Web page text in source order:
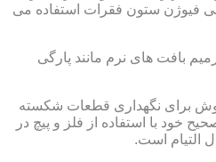
فیوژن ستون فقرات استفاده می
بافت های نرم مانند پارگی
برای نگهداری قطعات شکسته
خود با استفاده از فلز و پیچ در
التیام است.